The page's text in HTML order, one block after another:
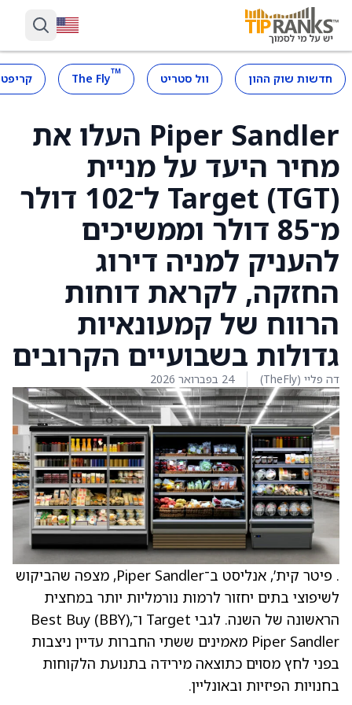
חדשות שוק ההון וול סטריט ™
The Fly
Piper Sandler העלו את
מחיר היעד על מניית
Target (TGT) ל־102 דולר
מ־85 דולר וממשיכים
להעניק למניה דירוג
החזקה, לקראת דוחות
הרווח של קמעונאיות
גדולות בשבועיים הקרובים
דה פליי (TheFly) 24 בפברואר 2026
. פיטר קית’, אנליסט ב־Piper Sandler, מצפה שהביקוש
לשיפוצי בתים יחזור לרמות נורמליות יותר במחצית
הראשונה של השנה. לגבי Target ו־Best Buy (BBY),
Piper Sandler מאמינים ששתי החברות עדיין ניצבות
בפני לחץ מסוים כתוצאה מירידה בתנועת הלקוחות
בחנויות הפיזיות ובאונליין.